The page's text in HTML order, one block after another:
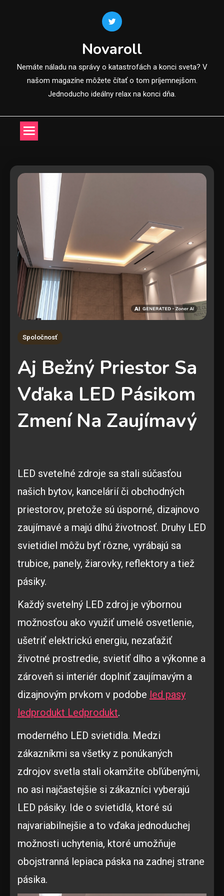
Novaroll
Nemáte náladu na správy o katastrofách a konci sveta? V
našom magazíne môžete čítať o tom príjemnejšom.
Jednoducho ideálny relax na konci dňa.
Spoločnosť
Aj Bežný Priestor Sa
Vďaka LED Pásikom
Zmení Na Zaujímavý
LED svetelné zdroje sa stali súčasťou
našich bytov, kancelárií či obchodných
priestorov, pretože sú úsporné, dizajnovo
zaujímavé a majú dlhú životnosť. Druhy LED
svietidiel môžu byť rôzne, vyrábajú sa
trubice, panely, žiarovky, reflektory a tiež
pásiky.
Každý svetelný LED zdroj je výbornou
možnosťou ako využiť umelé osvetlenie,
ušetriť elektrickú energiu, nezaťažiť
životné prostredie, svietiť dlho a výkonne a
zároveň si interiér doplniť zaujímavým a
dizajnovým prvkom v podobe led pasy
ledprodukt Ledprodukt.
moderného LED svietidla. Medzi
zákazníkmi sa všetky z ponúkaných
zdrojov svetla stali okamžite obľúbenými,
no asi najčastejšie si zákazníci vyberajú
LED pásiky. Ide o svietidlá, ktoré sú
najvariabilnejšie a to vďaka jednoduchej
možnosti uchytenia, ktoré umožňuje
obojstranná lepiaca páska na zadnej strane
pásika.